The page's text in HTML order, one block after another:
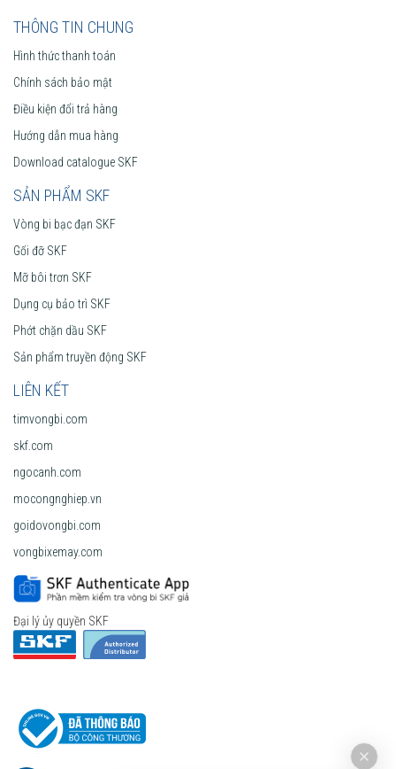
THÔNG TIN CHUNG
Hình thức thanh toán
Chính sách bảo mật
Điều kiện đổi trả hàng
Hướng dẫn mua hàng
Download catalogue SKF
SẢN PHẨM SKF
Vòng bi bạc đạn SKF
Gối đỡ SKF
Mỡ bôi trơn SKF
Dụng cụ bảo trì SKF
Phớt chặn dầu SKF
Sản phẩm truyền động SKF
LIÊN KẾT
timvongbi.com
skf.com
ngocanh.com
mocongnghiep.vn
goidovongbi.com
vongbixemay.com
Đại lý ủy quyền SKF